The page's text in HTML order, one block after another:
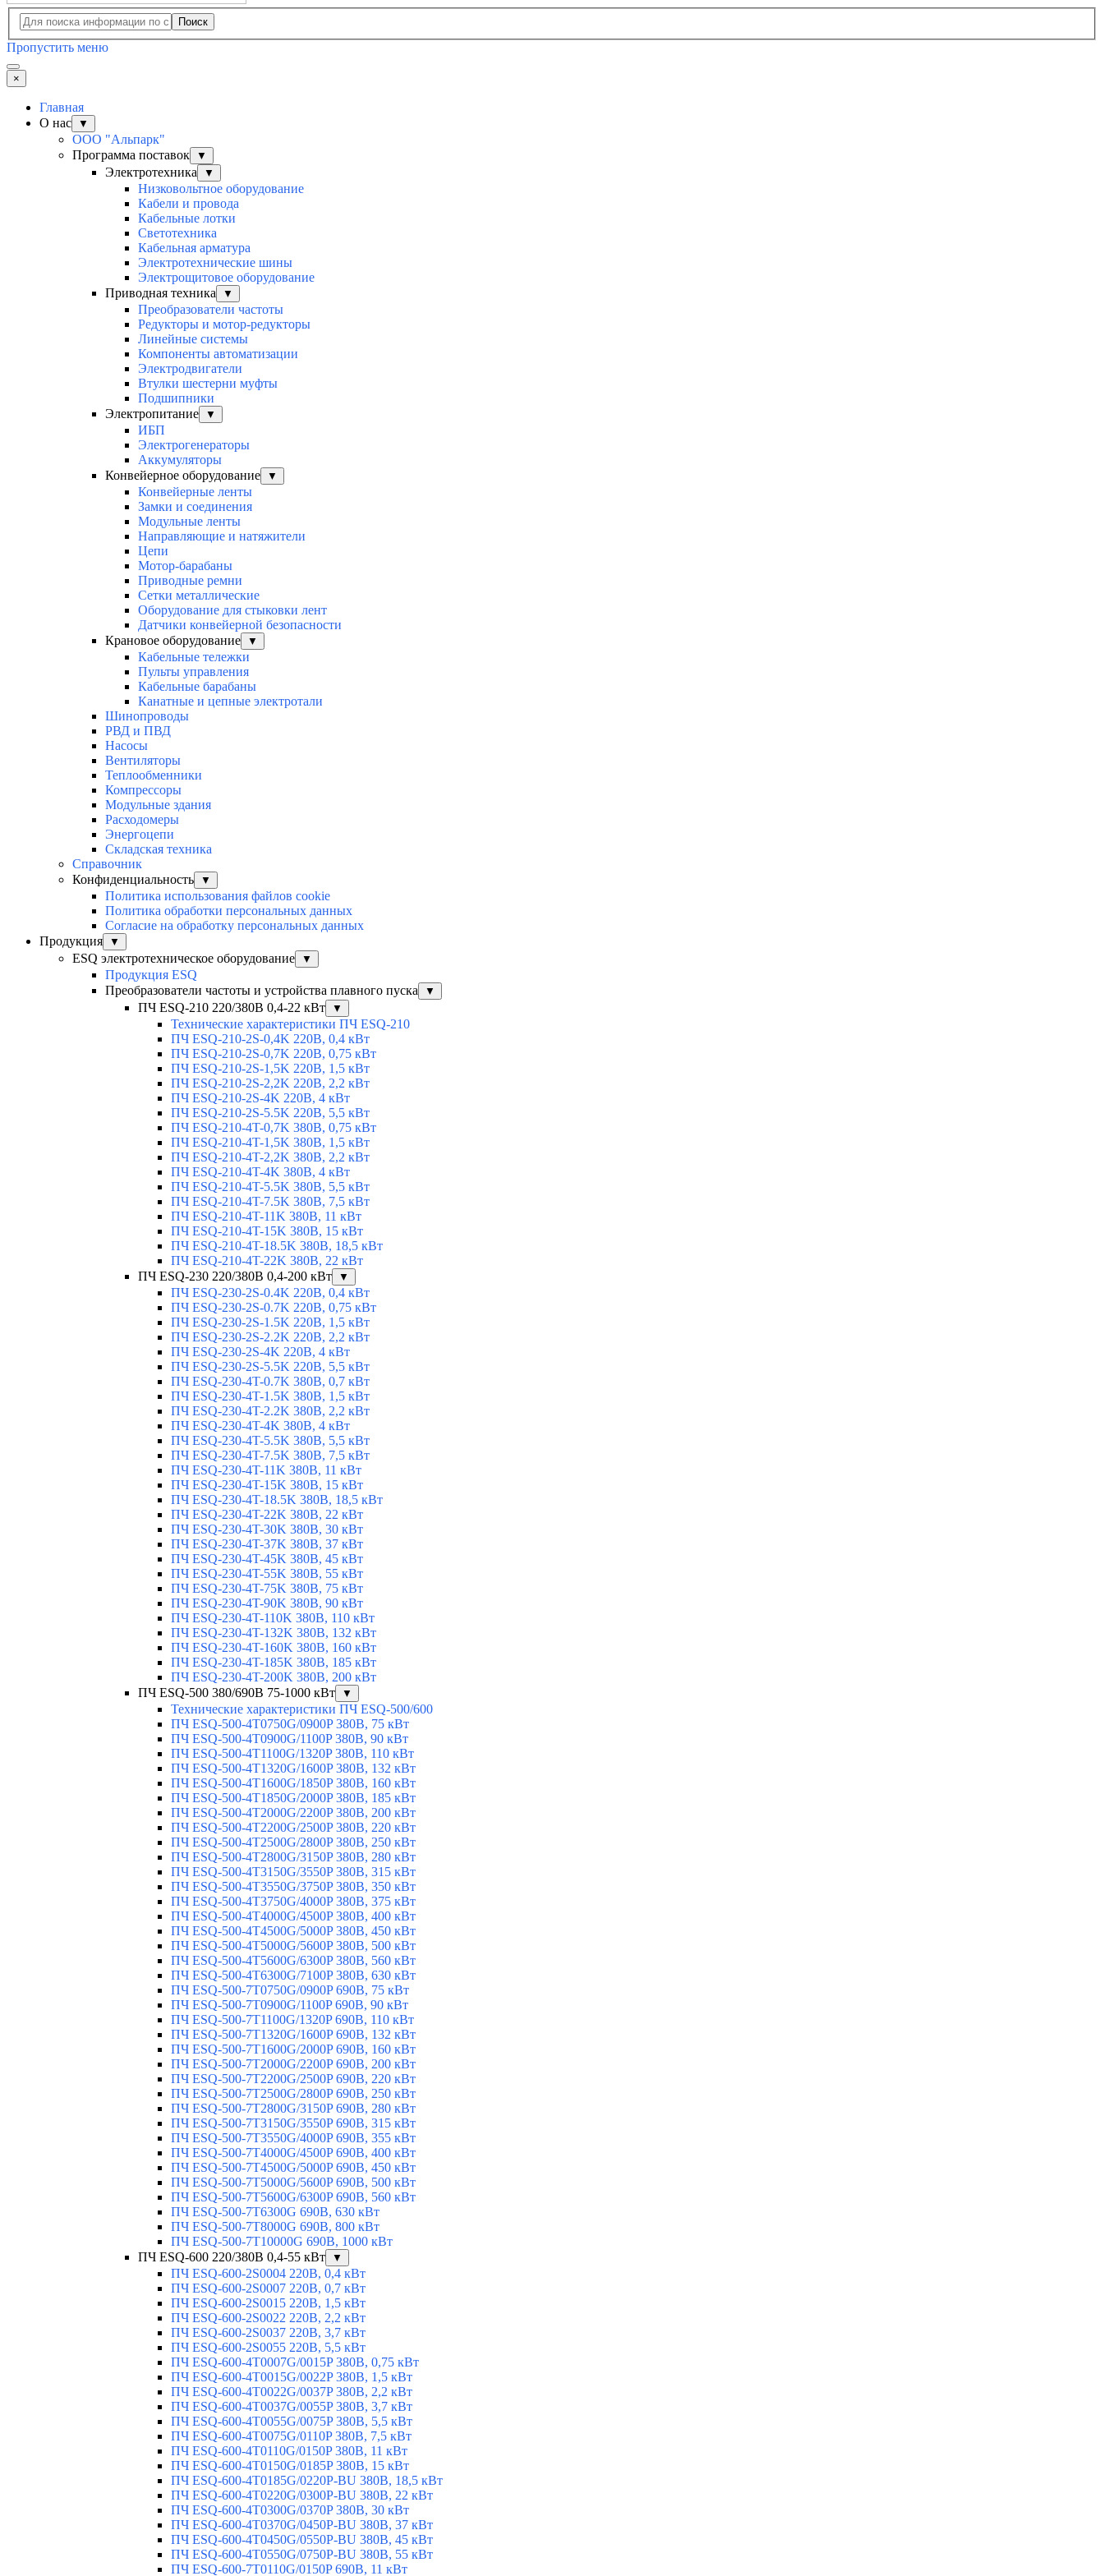
Поиск
Пропустить меню
×
Главная
О нас
▼
ООО "Альпарк"
Программа поставок
▼
Электротехника ▼
Низковольтное оборудование
Кабели и провода
Кабельные лотки
Светотехника
Кабельная арматура
Электротехнические шины
Электрощитовое оборудование
Приводная техника
▼
Преобразователи частоты
Редукторы и мотор-редукторы
Линейные системы
Компоненты автоматизации
Электродвигатели
Втулки шестерни муфты
Подшипники
Электропитание
▼
ИБП
Электрогенераторы
Аккумуляторы
Конвейерное оборудование
▼
Конвейерные ленты
Замки и соединения
Модульные ленты
Направляющие и натяжители
Цепи
Мотор-барабаны
Приводные ремни
Сетки металлические
Оборудование для стыковки лент
Датчики конвейерной безопасности
Крановое оборудование
▼
Кабельные тележки
Пульты управления
Кабельные барабаны
Канатные и цепные электротали
Шинопроводы
РВД и ПВД
Насосы
Вентиляторы
Теплообменники
Компрессоры
Модульные здания
Расходомеры
Энергоцепи
Складская техника
Справочник
Конфиденциальность
▼
Политика использования файлов cookie
Политика обработки персональных данных
Согласие на обработку персональных данных
Продукция
▼
ESQ электротехническое оборудование ▼
Продукция ESQ
Преобразователи частоты и устройства плавного пуска
▼
ПЧ ESQ-210 220/380В 0,4-22 кВт ▼
Технические характеристики ПЧ ESQ-210
ПЧ ESQ-210-2S-0,4K 220В, 0,4 кВт
ПЧ ESQ-210-2S-0,7K 220В, 0,75 кВт
ПЧ ESQ-210-2S-1,5K 220В, 1,5 кВт
ПЧ ESQ-210-2S-2,2K 220В, 2,2 кВт
ПЧ ESQ-210-2S-4K 220В, 4 кВт
ПЧ ESQ-210-2S-5.5K 220В, 5,5 кВт
ПЧ ESQ-210-4T-0,7K 380В, 0,75 кВт
ПЧ ESQ-210-4T-1,5K 380В, 1,5 кВт
ПЧ ESQ-210-4T-2,2K 380В, 2,2 кВт
ПЧ ESQ-210-4T-4K 380В, 4 кВт
ПЧ ESQ-210-4T-5.5K 380В, 5,5 кВт
ПЧ ESQ-210-4T-7.5K 380В, 7,5 кВт
ПЧ ESQ-210-4T-11K 380В, 11 кВт
ПЧ ESQ-210-4T-15K 380В, 15 кВт
ПЧ ESQ-210-4T-18.5K 380В, 18,5 кВт
ПЧ ESQ-210-4T-22K 380В, 22 кВт
ПЧ ESQ-230 220/380В 0,4-200 кВт
▼
ПЧ ESQ-230-2S-0.4K 220В, 0,4 кВт
ПЧ ESQ-230-2S-0.7K 220В, 0,75 кВт
ПЧ ESQ-230-2S-1.5K 220В, 1,5 кВт
ПЧ ESQ-230-2S-2.2K 220В, 2,2 кВт
ПЧ ESQ-230-2S-4K 220В, 4 кВт
ПЧ ESQ-230-2S-5.5K 220В, 5,5 кВт
ПЧ ESQ-230-4T-0.7K 380В, 0,7 кВт
ПЧ ESQ-230-4T-1.5K 380В, 1,5 кВт
ПЧ ESQ-230-4T-2.2K 380В, 2,2 кВт
ПЧ ESQ-230-4T-4K 380В, 4 кВт
ПЧ ESQ-230-4T-5.5K 380В, 5,5 кВт
ПЧ ESQ-230-4T-7.5K 380В, 7,5 кВт
ПЧ ESQ-230-4T-11K 380В, 11 кВт
ПЧ ESQ-230-4T-15K 380В, 15 кВт
ПЧ ESQ-230-4T-18.5K 380В, 18,5 кВт
ПЧ ESQ-230-4T-22K 380В, 22 кВт
ПЧ ESQ-230-4T-30K 380В, 30 кВт
ПЧ ESQ-230-4T-37K 380В, 37 кВт
ПЧ ESQ-230-4T-45K 380В, 45 кВт
ПЧ ESQ-230-4T-55K 380В, 55 кВт
ПЧ ESQ-230-4T-75K 380В, 75 кВт
ПЧ ESQ-230-4T-90K 380В, 90 кВт
ПЧ ESQ-230-4T-110K 380В, 110 кВт
ПЧ ESQ-230-4T-132K 380В, 132 кВт
ПЧ ESQ-230-4T-160K 380В, 160 кВт
ПЧ ESQ-230-4T-185K 380В, 185 кВт
ПЧ ESQ-230-4T-200K 380В, 200 кВт
ПЧ ESQ-500 380/690В 75-1000 кВт
▼
Технические характеристики ПЧ ESQ-500/600
ПЧ ESQ-500-4T0750G/0900P 380В, 75 кВт
ПЧ ESQ-500-4T0900G/1100P 380В, 90 кВт
ПЧ ESQ-500-4T1100G/1320P 380В, 110 кВт
ПЧ ESQ-500-4T1320G/1600P 380В, 132 кВт
ПЧ ESQ-500-4T1600G/1850P 380В, 160 кВт
ПЧ ESQ-500-4T1850G/2000P 380В, 185 кВт
ПЧ ESQ-500-4T2000G/2200P 380В, 200 кВт
ПЧ ESQ-500-4T2200G/2500P 380В, 220 кВт
ПЧ ESQ-500-4T2500G/2800P 380В, 250 кВт
ПЧ ESQ-500-4T2800G/3150P 380В, 280 кВт
ПЧ ESQ-500-4T3150G/3550P 380В, 315 кВт
ПЧ ESQ-500-4T3550G/3750P 380В, 350 кВт
ПЧ ESQ-500-4T3750G/4000P 380В, 375 кВт
ПЧ ESQ-500-4T4000G/4500P 380В, 400 кВт
ПЧ ESQ-500-4T4500G/5000P 380В, 450 кВт
ПЧ ESQ-500-4T5000G/5600P 380В, 500 кВт
ПЧ ESQ-500-4T5600G/6300P 380В, 560 кВт
ПЧ ESQ-500-4T6300G/7100P 380В, 630 кВт
ПЧ ESQ-500-7T0750G/0900P 690В, 75 кВт
ПЧ ESQ-500-7T0900G/1100P 690В, 90 кВт
ПЧ ESQ-500-7T1100G/1320P 690В, 110 кВт
ПЧ ESQ-500-7T1320G/1600P 690В, 132 кВт
ПЧ ESQ-500-7T1600G/2000P 690В, 160 кВт
ПЧ ESQ-500-7T2000G/2200P 690В, 200 кВт
ПЧ ESQ-500-7T2200G/2500P 690В, 220 кВт
ПЧ ESQ-500-7T2500G/2800P 690В, 250 кВт
ПЧ ESQ-500-7T2800G/3150P 690В, 280 кВт
ПЧ ESQ-500-7T3150G/3550P 690В, 315 кВт
ПЧ ESQ-500-7T3550G/4000P 690В, 355 кВт
ПЧ ESQ-500-7T4000G/4500P 690В, 400 кВт
ПЧ ESQ-500-7T4500G/5000P 690В, 450 кВт
ПЧ ESQ-500-7T5000G/5600P 690В, 500 кВт
ПЧ ESQ-500-7T5600G/6300P 690В, 560 кВт
ПЧ ESQ-500-7T6300G 690В, 630 кВт
ПЧ ESQ-500-7T8000G 690В, 800 кВт
ПЧ ESQ-500-7T10000G 690В, 1000 кВт
ПЧ ESQ-600 220/380В 0,4-55 кВт
▼
ПЧ ESQ-600-2S0004 220В, 0,4 кВт
ПЧ ESQ-600-2S0007 220В, 0,7 кВт
ПЧ ESQ-600-2S0015 220В, 1,5 кВт
ПЧ ESQ-600-2S0022 220В, 2,2 кВт
ПЧ ESQ-600-2S0037 220В, 3,7 кВт
ПЧ ESQ-600-2S0055 220В, 5,5 кВт
ПЧ ESQ-600-4T0007G/0015P 380В, 0,75 кВт
ПЧ ESQ-600-4T0015G/0022P 380В, 1,5 кВт
ПЧ ESQ-600-4T0022G/0037P 380В, 2,2 кВт
ПЧ ESQ-600-4T0037G/0055P 380В, 3,7 кВт
ПЧ ESQ-600-4T0055G/0075P 380В, 5,5 кВт
ПЧ ESQ-600-4T0075G/0110P 380В, 7,5 кВт
ПЧ ESQ-600-4T0110G/0150P 380В, 11 кВт
ПЧ ESQ-600-4T0150G/0185P 380В, 15 кВт
ПЧ ESQ-600-4T0185G/0220P-BU 380В, 18,5 кВт
ПЧ ESQ-600-4T0220G/0300P-BU 380В, 22 кВт
ПЧ ESQ-600-4T0300G/0370P 380В, 30 кВт
ПЧ ESQ-600-4T0370G/0450P-BU 380В, 37 кВт
ПЧ ESQ-600-4T0450G/0550P-BU 380В, 45 кВт
ПЧ ESQ-600-4T0550G/0750P-BU 380В, 55 кВт
ПЧ ESQ-600-7T0110G/0150P 690В, 11 кВт